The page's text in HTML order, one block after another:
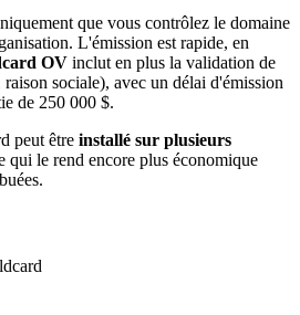
que vous contrôlez le domaine
L'émission est rapide, en
OV inclut en plus la validation de
sociale), avec un délai d'émission
de 250 000 $.
peut être installé sur plusieurs
qui le rend encore plus économique